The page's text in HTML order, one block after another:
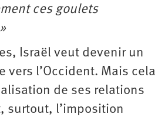
ces goulets
Israël veut devenir un
vers l’Occident. Mais cela
de ses relations
surtout, l’imposition